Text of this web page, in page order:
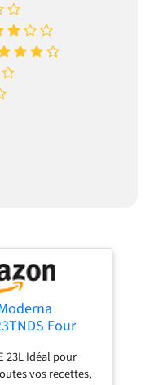
Four
14
23L Idéal pour
vos recettes,